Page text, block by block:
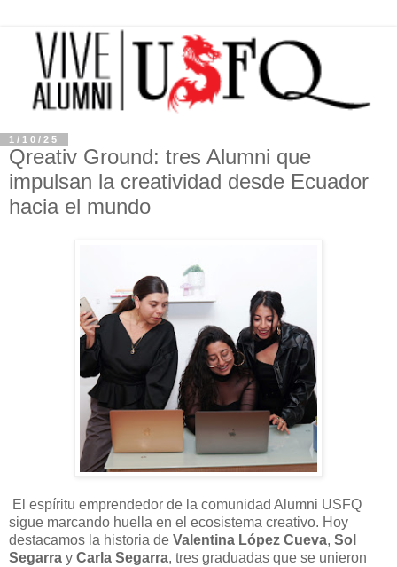
1/10/25
Qreativ Ground: tres Alumni que
impulsan la creatividad desde Ecuador
hacia el mundo
El espíritu emprendedor de la comunidad Alumni USFQ
sigue marcando huella en el ecosistema creativo. Hoy
destacamos la historia de Valentina López Cueva, Sol
Segarra y Carla Segarra, tres graduadas que se unieron